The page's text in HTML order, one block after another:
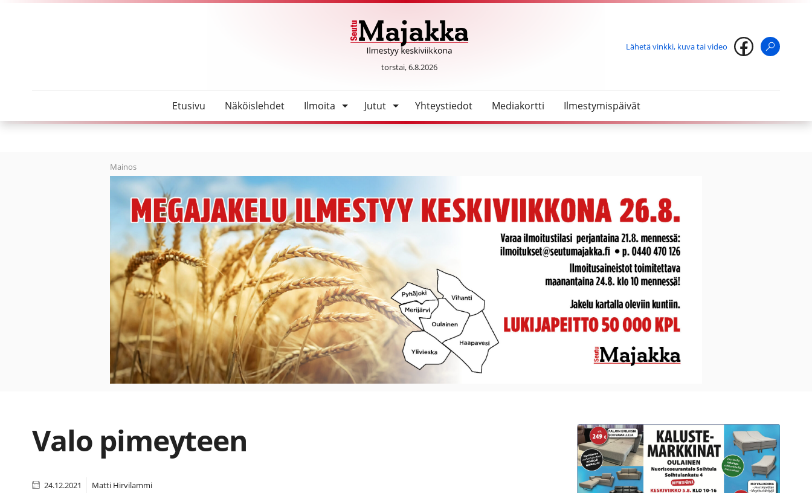
SeutuMajakka
torstai, 6.8.2026
Lähetä vinkki, kuva tai video
Etusivu Näköislehdet Ilmoita Jutut Yhteystiedot Mediakortti Ilmestymispäivät
Mainos
Valo pimeyteen
24.12.2021 Matti Hirvilammi